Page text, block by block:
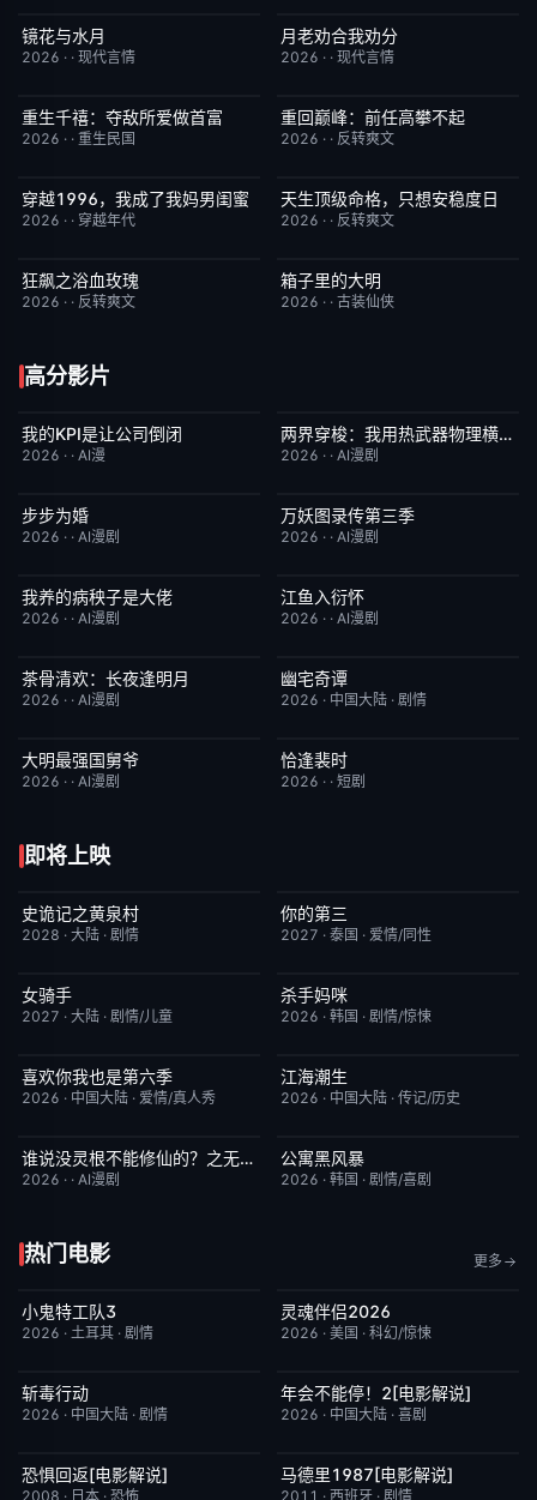
完结
镜花与水月
2026 · · 现代言情
完结
月老劝合我劝分
2026 · · 现代言情
完结
重生千禧：夺敌所爱做首富
2026 · · 重生民国
完结
重回巅峰：前任高攀不起
2026 · · 反转爽文
完结 2.0
穿越1996，我成了我妈男闺蜜
2026 · · 穿越年代
完结 2.0
天生顶级命格，只想安稳度日
2026 · · 反转爽文
完结
狂飙之浴血玫瑰
2026 · · 反转爽文
完结
箱子里的大明
2026 · · 古装仙侠
高分影片
完结
我的KPI是让公司倒闭
2026 · · AI漫
完结 10.0两界穿梭：我用热武器物理横推修真界
2026 · · AI漫剧
完结
步步为婚
2026 · · AI漫剧
完结
万妖图录传第三季
2026 · · AI漫剧
完结
我养的病秧子是大佬
2026 · · AI漫剧
完结
江鱼入衍怀
2026 · · AI漫剧
完结
茶骨清欢：长夜逢明月
2026 · · AI漫剧
更新至第13集
幽宅奇谭
2026 · 中国大陆 · 剧情
完结
大明最强国舅爷
2026 · · AI漫剧
完结
恰逢裴时
2026 · · 短剧
即将上映
6月23日更新
史诡记之黄泉村
2028 · 大陆 · 剧情
更新至第02集
你的第三
2027 · 泰国 · 爱情/同性
7月15日更新
女骑手
2027 · 大陆 · 剧情/儿童
更新至第02集
杀手妈咪
2026 · 韩国 · 剧情/惊悚
昨日更新
喜欢你我也是第六季
2026 · 中国大陆 · 爱情/真人秀
更新至第22集
江海潮生
2026 · 中国大陆 · 传记/历史
完结 5.0谁说没灵根不能修仙的？之无灵证道第五季
2026 · · AI漫剧
更新至第08集
公寓黑风暴
2026 · 韩国 · 剧情/喜剧
热门电影 更多
昨日更新
小鬼特工队3
2026 · 土耳其 · 剧情
昨日更新
灵魂伴侣2026
2026 · 美国 · 科幻/惊悚
昨日更新
斩毒行动
2026 · 中国大陆 · 剧情
已完结
年会不能停！2[电影解说]
2026 · 中国大陆 · 喜剧
已完结
恐惧回返[电影解说]
2008 · 日本 · 恐怖
已完结
马德里1987[电影解说]
2011 · 西班牙 · 剧情